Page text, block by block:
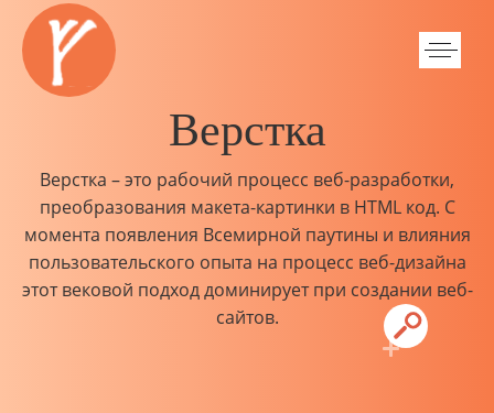
Верстка
Верстка – это рабочий процесс веб-разработки,
преобразования макета-картинки в HTML код. С
момента появления Всемирной паутины и влияния
пользовательского опыта на процесс веб-дизайна
этот вековой подход доминирует при создании веб-
сайтов.